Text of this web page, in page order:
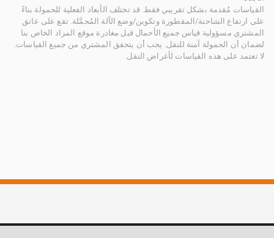
القياسات مُقدمة بشكل تقريبي فقط. قد تختلف الأبعاد الفعلية للحمولة بناءً
على ارتفاع الشاحنة/المقطورة وتكوين/وضع الآلة المُحمَّلة. تقع على عاتق
المشتري مسؤولية قياس جميع الأحمال قبل مغادرة موقع المزاد الخاص بنا
لضمان أن الحمولة آمنة للنقل. يجب أن يتحقق المشتري من جميع القياسات.
لا تعتمد على هذه القياسات لأغراض النقل.